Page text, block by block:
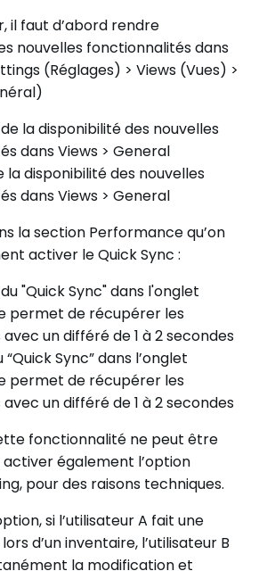
il faut d’abord rendre
nouvelles fonctionnalités dans
(Réglages) > Views (Vues) >
la disponibilité des nouvelles
dans Views > General
la section Performance qu’on
activer le Quick Sync :
Sync” dans l’onglet
permet de récupérer les
un différé de 1 à 2 secondes
fonctionnalité ne peut être
également l’option
pour des raisons techniques.
si l’utilisateur A fait une
d’un inventaire, l’utilisateur B
la modification et